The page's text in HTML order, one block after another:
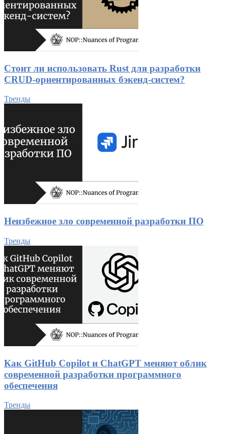
Стоит ли использовать Rust для разработки
CRUD-ориентированных бэкенд-систем?
Тренды
Неизбежное зло современной разработки ПО
Тренды
Как GitHub Copilot и ChatGPT меняют облик
современной разработки программного
обеспечения
Тренды